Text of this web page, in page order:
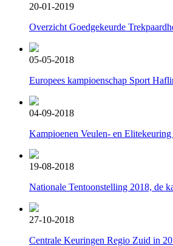
20-01-2019
Overzicht Goedgekeurde
05-05-2018
Europees kampioenschap Sport
04-09-2018
Kampioenen Veulen- en
19-08-2018
Nationale Tentoonstelling 2018, de
27-10-2018
Centrale Keuringen Regio Zuid in